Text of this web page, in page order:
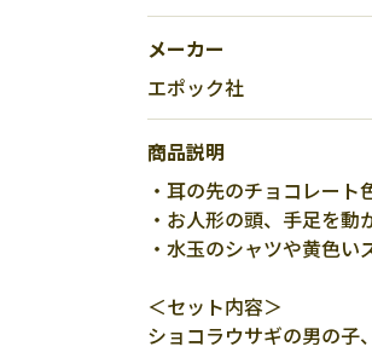
メーカー
エポック社
商品説明
・耳の先のチョコレート
・お人形の頭、手足を動
・水玉のシャツや黄色い
＜セット内容＞
ショコラウサギの男の子